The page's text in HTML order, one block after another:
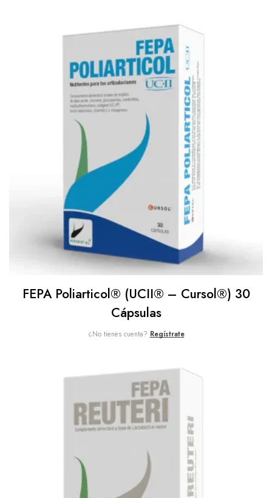
FEPA Poliarticol® (UCII® – Cursol®) 30
Cápsulas
¿No tienes cuenta? Regístrate